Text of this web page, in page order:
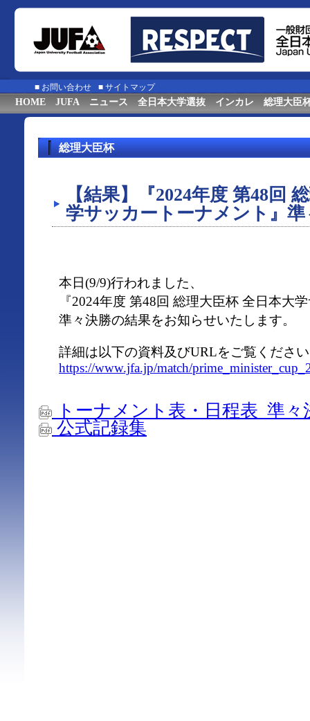
■ お問い合わせ ■ サイトマップ
HOME JUFA ニュース 全日本大学選抜 インカレ 総理大臣
総理大臣杯
【結果】『2024年度 第48回
学サッカートーナメント』準
本日(9/9)行われました、
『2024年度 第48回 総理大臣杯 全日本大
準々決勝の結果をお知らせいたします。
詳細は以下の資料及びURLをご覧くださ
https://www.jfa.jp/match/
トーナメント表・日程表_準々
公式記録集